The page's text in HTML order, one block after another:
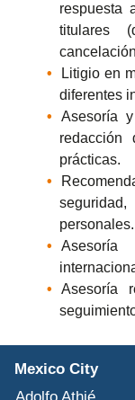
Mexico City
respuesta
titulares
Litigio en
diferentes
Asesoría
prácticas.
personales.
Asesoría